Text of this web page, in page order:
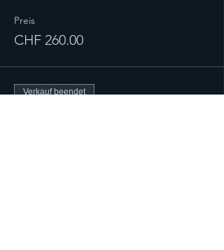
Preis
CHF 260.00
Verkauf beendet